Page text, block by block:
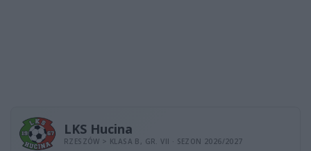
LKS Hucina
RZESZÓW > KLASA B, GR. VII · SEZON 2026/2027